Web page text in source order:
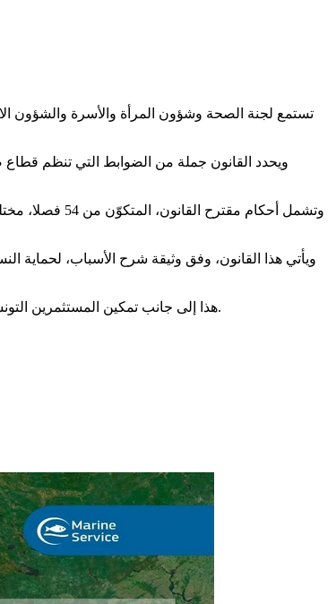
تستمع لجنة الصحة وشؤون المرأة والأسرة والشؤون
ويحدد القانون جملة من الضوابط التي تنظم قطاع
وتشمل أحكام
ويأتي هذا القانون، وفق وثيقة شرح الأسباب، لحماية
هذا إلى جانب تمكين المستثمرين التونسيين من ضمانات إطارية كما هو مذكور بمجلة الاستثمار الجديدة، لمواصلة الرفع من الاستثمار واكتساح أسواق تصديرية جديدة، وفق وثيقة شرح الأسباب.